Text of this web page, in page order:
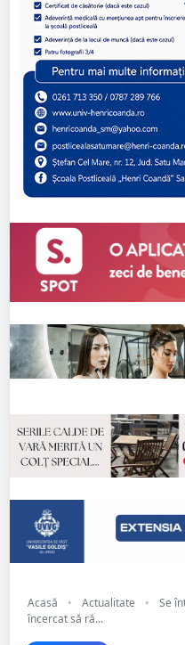
Acasă • Actualitate •
Se
încercat să ră...